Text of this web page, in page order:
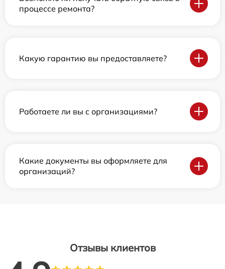
процессе ремонта?
Какую гарантию вы предоставляете?
Работаете ли вы с организациями?
Какие документы вы оформляете для
организаций?
Отзывы клиентов